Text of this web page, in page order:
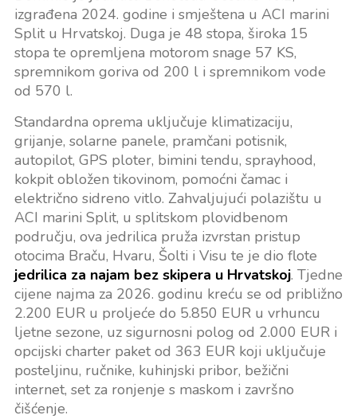
izgrađena 2024. godine i smještena u ACI marini
Split u Hrvatskoj. Duga je 48 stopa, široka 15
stopa te opremljena motorom snage 57 KS,
spremnikom goriva od 200 l i spremnikom vode
od 570 l.
Standardna oprema uključuje klimatizaciju,
grijanje, solarne panele, pramčani potisnik,
autopilot, GPS ploter, bimini tendu, sprayhood,
kokpit obložen tikovinom, pomoćni čamac i
električno sidreno vitlo. Zahvaljujući polazištu u
ACI marini Split, u splitskom plovidbenom
području, ova jedrilica pruža izvrstan pristup
otocima Braču, Hvaru, Šolti i Visu te je dio flote
jedrilica za najam bez skipera u Hrvatskoj. Tjedne
cijene najma za 2026. godinu kreću se od približno
2.200 EUR u proljeće do 5.850 EUR u vrhuncu
ljetne sezone, uz sigurnosni polog od 2.000 EUR i
opcijski charter paket od 363 EUR koji uključuje
posteljinu, ručnike, kuhinjski pribor, bežični
internet, set za ronjenje s maskom i završno
čišćenje.